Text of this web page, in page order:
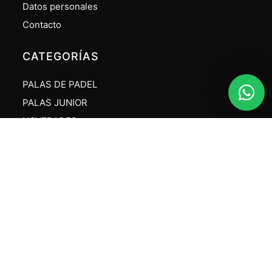
Datos personales
Contacto
CATEGORÍAS
PALAS DE PADEL
PALAS JUNIOR
NOVEDADES